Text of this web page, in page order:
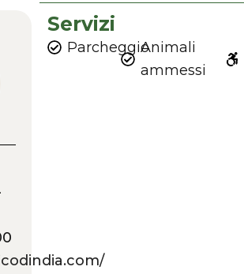
Servizi
ParcheggioAnimali
ammessi